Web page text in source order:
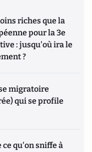
riches que la
pour la 3e
: jusqu'où ira le
?
migratoire
qui se profile
ce qu'on sniffe à